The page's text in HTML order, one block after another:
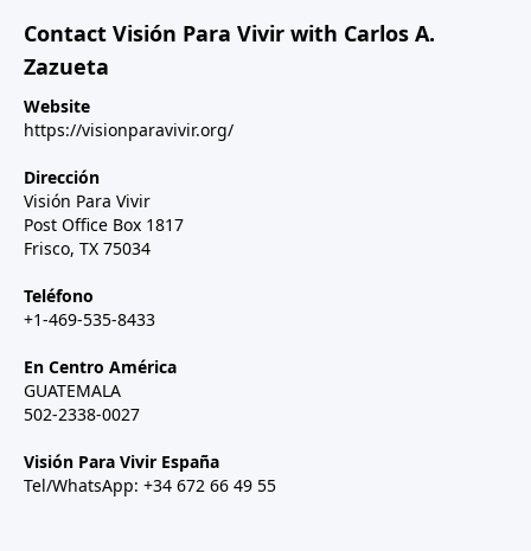
Contact Visión Para Vivir with Carlos A.
Zazueta
Website
https://visionparavivir.org/
Dirección
Visión Para Vivir
Post Office Box 1817
Frisco, TX 75034
Teléfono
+1-469-535-8433
En Centro América
GUATEMALA
502-2338-0027
Visión Para Vivir España
Tel/WhatsApp: +34 672 66 49 55